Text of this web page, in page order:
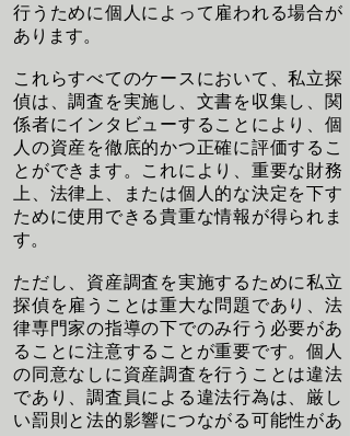
行うために個人によって雇われる場合が
あります。
これらすべてのケースにおいて、私立探
偵は、調査を実施し、文書を収集し、関
係者にインタビューすることにより、個
人の資産を徹底的かつ正確に評価するこ
とができます。これにより、重要な財務
上、法律上、または個人的な決定を下す
ために使用できる貴重な情報が得られま
す。
ただし、資産調査を実施するために私立
探偵を雇うことは重大な問題であり、法
律専門家の指導の下でのみ行う必要があ
ることに注意することが重要です。個人
の同意なしに資産調査を行うことは違法
であり、調査員による違法行為は、厳し
い罰則と法的影響につながる可能性があ